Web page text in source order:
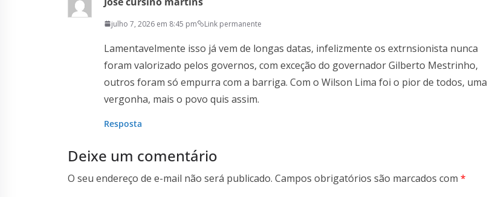
julho 7, 2026 em 8:45 pm Link permanente
Lamentavelmente isso já vem de longas datas, infelizmente os extrnsionista nunca
foram valorizado pelos governos, com exceção do governador Gilberto Mestrinho,
outros foram só empurra com a barriga. Com o Wilson Lima foi o pior de todos, uma
vergonha, mais o povo quis assim.
Resposta
Deixe um comentário
O seu endereço de e-mail não será publicado. Campos obrigatórios são marcados com *